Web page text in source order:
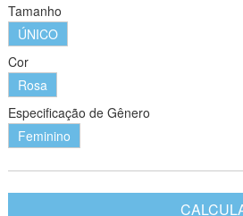
Tamanho
ÚNICO
Cor
Rosa
Especificação de Gênero
Feminino